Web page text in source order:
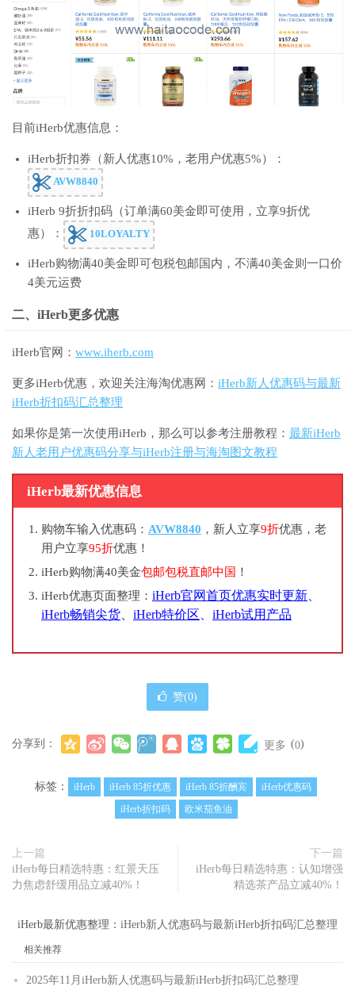
目前iHerb优惠信息：
iHerb折扣券（新人优惠10%，老用户优惠5%）：
AVW8840
iHerb 9折折扣码（订单满60美金即可使用，立享9折优
惠）：
10LOYALTY
iHerb购物满40美金即可包税包邮国内，不满40美金则一口价
4美元运费
二、iHerb更多优惠
iHerb官网： www.iherb.com
更多iHerb优惠，欢迎关注海淘优惠网： iHerb新人优惠码与最新
iHerb折扣码汇总整理
如果你是第一次使用iHerb，那么可以参考注册教程： 最新iHerb
新人老用户优惠码分享与iHerb注册与海淘图文教程
iHerb最新优惠信息
购物车输入优惠码： AVW8840 ，新人立享9折优惠，老
用户立享95折优惠！
iHerb购物满40美金包邮包税直邮中国 ！
iHerb优惠页面整理： iHerb官网首页优惠实时更新
iHerb畅销尖货
iHerb特价区 iHerb试用产品
赞(0)
分享到： 更多 (0)
标签： iHerb iHerb 85折优惠 iHerb 85折酬宾
iHerb优惠码
iHerb折扣码
欧米茄鱼油
上一篇
iHerb每日精选特惠：红景天压
力焦虑舒缓用品立减40%！
下一篇
iHerb每日精选特惠：认知增强
精选茶产品立减40%！
iHerb最新优惠整理： iHerb新人优惠码与最新iHerb折扣码汇总整理
相关推荐
2025年11月iHerb新人优惠码与最新iHerb折扣码汇总整理